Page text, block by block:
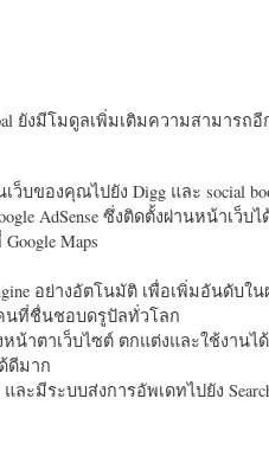
ยังมีโมดูลเพิ่มเติมความสามารถอี
บของคุณไปยัง Digg และ social
AdSense ซึ่งติดตั้งผ่านหน้าเว็บไ
Maps
อย่างอัตโนมัติ เพื่อเพิ่มอันดับใ
นที่ชื่นชอบดรูปัลทั่วโลก
น้าตาเว็บไซต์ ตกแต่งและใช้งานไ
ดีมาก
ะมีระบบส่งการอัพเดทไปยัง